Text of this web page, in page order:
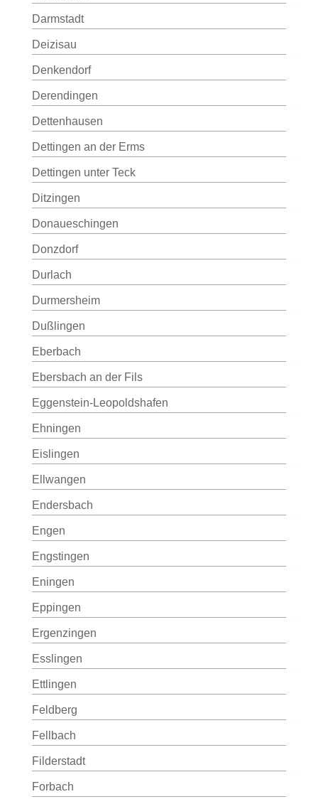
Darmstadt
Deizisau
Denkendorf
Derendingen
Dettenhausen
Dettingen an der Erms
Dettingen unter Teck
Ditzingen
Donaueschingen
Donzdorf
Durlach
Durmersheim
Dußlingen
Eberbach
Ebersbach an der Fils
Eggenstein-Leopoldshafen
Ehningen
Eislingen
Ellwangen
Endersbach
Engen
Engstingen
Eningen
Eppingen
Ergenzingen
Esslingen
Ettlingen
Feldberg
Fellbach
Filderstadt
Forbach